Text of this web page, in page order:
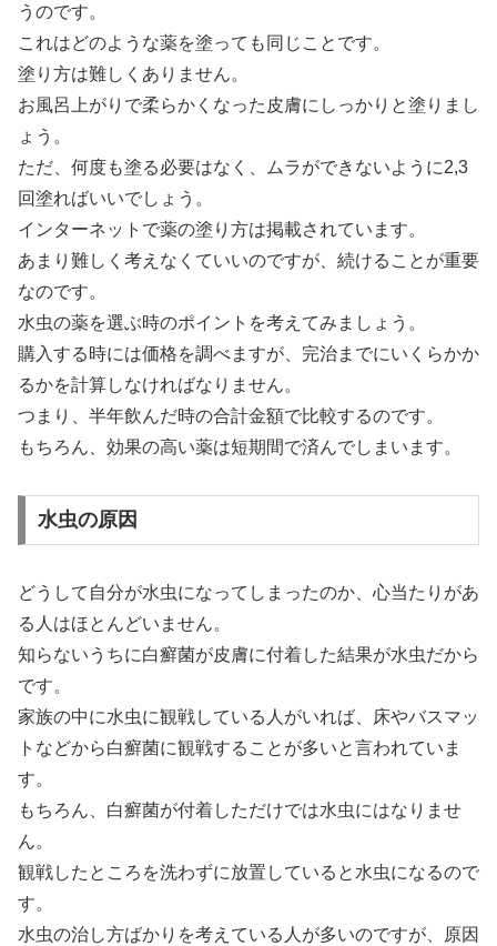
うのです。
これはどのような薬を塗っても同じことです。
塗り方は難しくありません。
お風呂上がりで柔らかくなった皮膚にしっかりと塗りまし
ょう。
ただ、何度も塗る必要はなく、ムラができないように2,3
回塗ればいいでしょう。
インターネットで薬の塗り方は掲載されています。
あまり難しく考えなくていいのですが、続けることが重要
なのです。
水虫の薬を選ぶ時のポイントを考えてみましょう。
購入する時には価格を調べますが、完治までにいくらかか
るかを計算しなければなりません。
つまり、半年飲んだ時の合計金額で比較するのです。
もちろん、効果の高い薬は短期間で済んでしまいます。
水虫の原因
どうして自分が水虫になってしまったのか、心当たりがあ
る人はほとんどいません。
知らないうちに白癬菌が皮膚に付着した結果が水虫だから
です。
家族の中に水虫に観戦している人がいれば、床やバスマッ
トなどから白癬菌に観戦することが多いと言われていま
す。
もちろん、白癬菌が付着しただけでは水虫にはなりませ
ん。
観戦したところを洗わずに放置していると水虫になるので
す。
水虫の治し方ばかりを考えている人が多いのですが、原因